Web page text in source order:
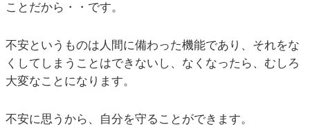
ことだから・・です。
不安というものは人間に備わった機能であり、それをな
くしてしまうことはできないし、なくなったら、むしろ
大変なことになります。
不安に思うから、自分を守ることができます。